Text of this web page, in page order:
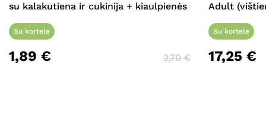
su kalakutiena ir cukinija + kiaulpienės
Su kortele
1,89 € 2,70€
Adult
Su kortele
17,25 €